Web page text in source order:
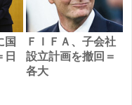
国
日
ＦＩＦＡ、子会社
設立計画を撤回＝
各大